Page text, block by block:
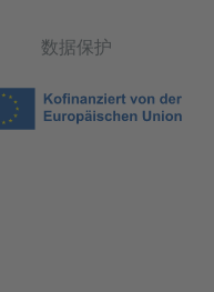
数据保护